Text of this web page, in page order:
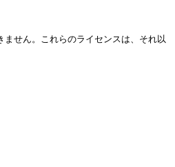
せん。これらのライセンスは、それ以